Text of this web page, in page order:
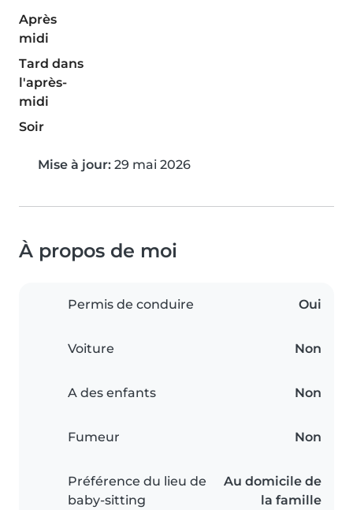
Après
midi
Tard dans
l'après-
midi
Soir
Mise à jour: 29 mai 2026
À propos de moi
Permis de conduire Oui
Voiture Non
A des enfants Non
Fumeur Non
Préférence du lieu de
baby-sitting
Au domicile de
la famille